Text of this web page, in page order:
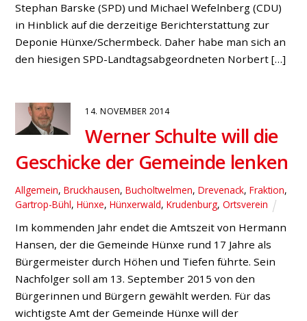
Stephan Barske (SPD) und Michael Wefelnberg (CDU)
in Hinblick auf die derzeitige Berichterstattung zur
Deponie Hünxe/Schermbeck. Daher habe man sich an
den hiesigen SPD-Landtagsabgeordneten Norbert […]
14. NOVEMBER 2014
Werner Schulte will die
Geschicke der Gemeinde lenken
Allgemein,Bruckhausen,Bucholtwelmen,Drevenack,Fraktion,
Gartrop-Bühl,Hünxe,Hünxerwald,Krudenburg,Ortsverein
Im kommenden Jahr endet die Amtszeit von Hermann
Hansen, der die Gemeinde Hünxe rund 17 Jahre als
Bürgermeister durch Höhen und Tiefen führte. Sein
Nachfolger soll am 13. September 2015 von den
Bürgerinnen und Bürgern gewählt werden. Für das
wichtigste Amt der Gemeinde Hünxe will der